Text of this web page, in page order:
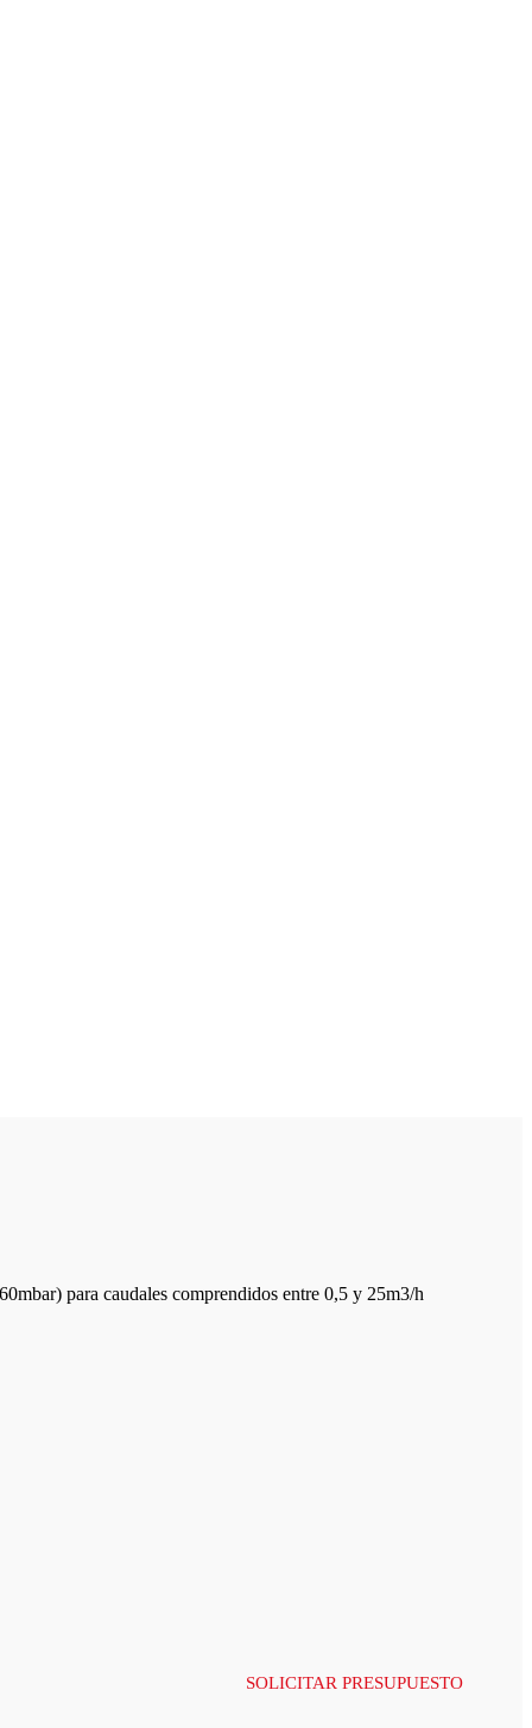
para caudales comprendidos entre 0,5 y 25m3/h
SOLICITAR PRESUPUESTO